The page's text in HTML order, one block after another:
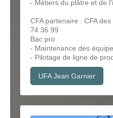
- Métiers du plâtre et de
CFA partenaire : CFA
74 36 99
Bac pro
- Maintenance des
- Pilotage de ligne de
UFA Jean Garnier